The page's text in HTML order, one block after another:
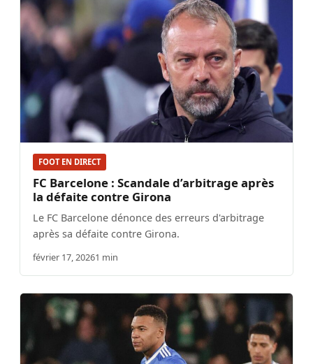
FOOT EN DIRECT
FC Barcelone : Scandale d’arbitrage après
la défaite contre Girona
Le FC Barcelone dénonce des erreurs d'arbitrage
après sa défaite contre Girona.
février 17, 20261 min